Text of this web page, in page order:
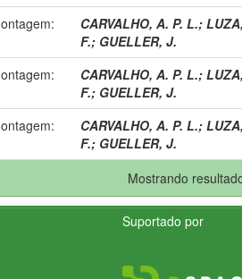
CARVALHO, A. P. L.;
F.; GUELLER, J.
CARVALHO, A. P. L.;
F.; GUELLER, J.
CARVALHO, A. P. L.;
F.; GUELLER, J.
Mostrando
Suportado por